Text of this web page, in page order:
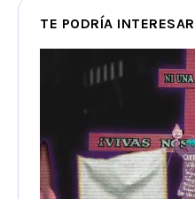
TE PODRÍA INTERESAR